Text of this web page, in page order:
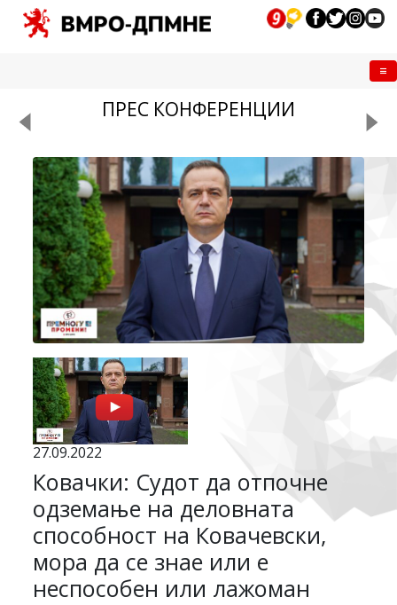
ПРЕС КОНФЕРЕНЦИИ
27.09.2022
Ковачки: Судот да отпочне
одземање на деловната
способност на Ковачевски,
мора да се знае или е
неспособен или лажоман